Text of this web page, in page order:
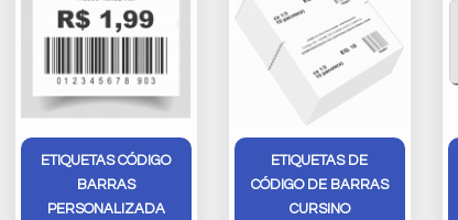
ETIQUETAS CÓDIGO
BARRAS
PERSONALIZADA
ETIQUETAS DE
CÓDIGO DE BARRAS
CURSINO